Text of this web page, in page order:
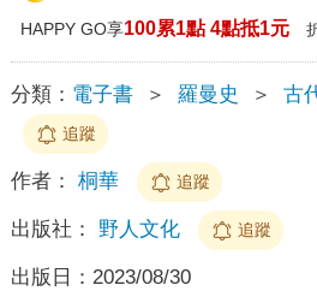
HAPPY GO享100累1點 4點抵1元
分類： 電子書 ＞ 羅曼史 ＞ 古
追蹤
作者： 桐華 追蹤
出版社： 野人文化 追蹤
出版日： 2023/08/30